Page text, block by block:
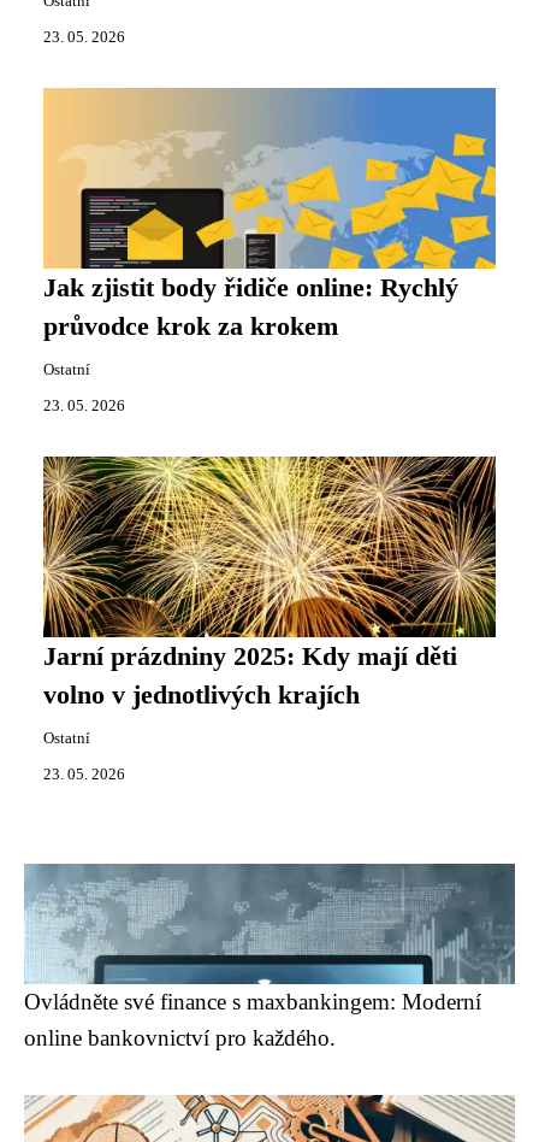
23. 05. 2026
Jak zjistit body řidiče online: Rychlý
průvodce krok za krokem
Ostatní
23. 05. 2026
Jarní prázdniny 2025: Kdy mají děti
volno v jednotlivých krajích
Ostatní
23. 05. 2026
Ovládněte své finance s maxbankingem: Moderní
online bankovnictví pro každého.